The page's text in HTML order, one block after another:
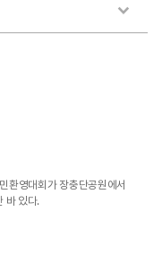
환영대회가 장충단공원에서
바 있다.